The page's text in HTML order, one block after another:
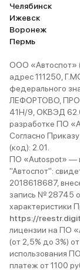
Челябинск
Ижевск
Воронеж
Пермь
ООО «Автоспот»
адрес 111250,
федерального
ЛЕФОРТОВО,
41Н/9, ОКВЭД
разработке ПО
Согласно
(код): 2.01.
ПО «Autospot» —
"Автоспот":
2018618687,
запись № 28745
характеристики
https://
лицензии на ПО
(от 2,5% до 3%)
использования
платеж от 1100